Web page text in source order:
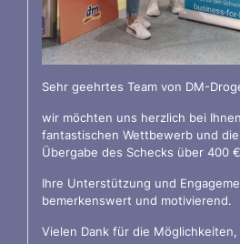
Sehr geehrtes Team von DM-
wir möchten uns herzlich bei
fantastischen Wettbewerb und
Übergabe des Schecks über 400
Ihre Unterstützung und
bemerkenswert und motivierend.
Vielen Dank für die